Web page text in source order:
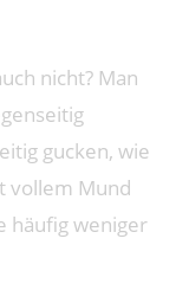
nicht? Man
gucken, wie
vollem Mund
häufig weniger